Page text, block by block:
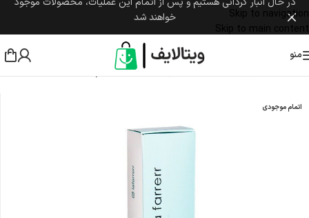
Skip to navigation
Skip to main content
خواهند شد
منو
مراقبت پوست صورت/ترمیم کننده
اتمام موجودی